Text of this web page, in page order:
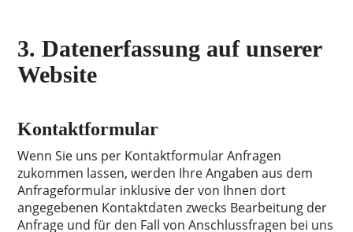
3. Datenerfassung auf unserer
Website
Kontaktformular
Wenn Sie uns per Kontaktformular Anfragen
zukommen lassen, werden Ihre Angaben aus dem
Anfrageformular inklusive der von Ihnen dort
angegebenen Kontaktdaten zwecks Bearbeitung der
Anfrage und für den Fall von Anschlussfragen bei uns